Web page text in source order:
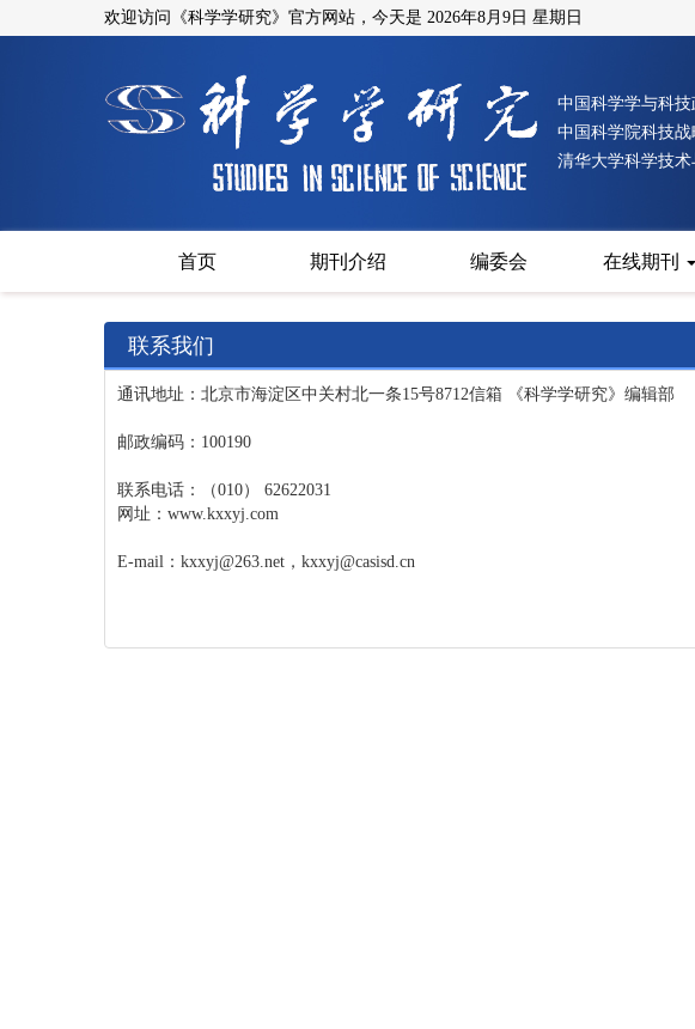
欢迎访问《科学学研究》官方网站，今天是 2026年8月9日 星期日
中国科学学与科
中国科学院科技
清华大学科学技
首页 期刊介绍 编委会 在线期刊
联系我们
通讯地址：北京市海淀区中关村北一条15号8712信箱 《科学学研究》编辑部
邮政编码：100190
联系电话：（010） 62622031
网址：www.kxxyj.com
E-mail：kxxyj@263.net，kxxyj@casisd.cn